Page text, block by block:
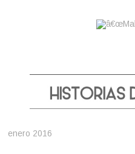
enero 2016